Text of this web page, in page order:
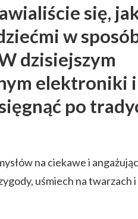
się,
w
dzisiejszym
elektroniki
po
na ciekawe i
uśmiech na twarzach